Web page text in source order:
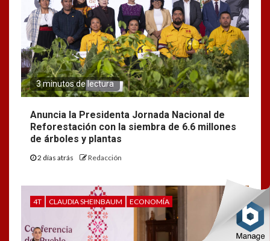
3 minutos de lectura
Anuncia la Presidenta Jornada Nacional de
Reforestación con la siembra de 6.6 millones
de árboles y plantas
2 días atrás Redacción
4T CLAUDIA SHEINBAUM ECONOMÍA